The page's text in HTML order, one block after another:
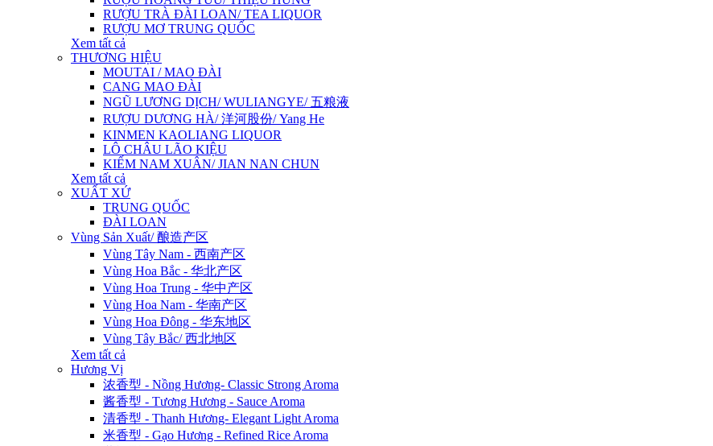
RƯỢU TRÀ ĐÀI LOAN/ TEA LIQUOR
RƯỢU MƠ TRUNG QUỐC
Xem tất cả
THƯƠNG HIỆU
MOUTAI / MAO ĐÀI
CANG MAO ĐÀI
NGŨ LƯƠNG DỊCH/ WULIANGYE/ 五粮液
RƯỢU DƯƠNG HÀ/ 洋河股份/ Yang He
KINMEN KAOLIANG LIQUOR
LÔ CHÂU LÃO KIỆU
KIẾM NAM XUÂN/ JIAN NAN CHUN
Xem tất cả
XUẤT XỨ
TRUNG QUỐC
ĐÀI LOAN
Vùng Sản Xuất/ 酿造产区
Vùng Tây Nam - 西南产区
Vùng Hoa Bắc - 华北产区
Vùng Hoa Trung - 华中产区
Vùng Hoa Nam - 华南产区
Vùng Hoa Đông - 华东地区
Vùng Tây Bắc/ 西北地区
Xem tất cả
Hương Vị
浓香型 - Nồng Hương- Classic Strong Aroma
酱香型 - Tương Hương - Sauce Aroma
清香型 - Thanh Hương- Elegant Light Aroma
米香型 - Gạo Hương - Refined Rice Aroma